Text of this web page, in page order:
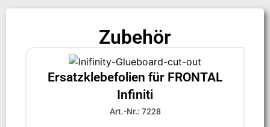
Zubehör
Ersatzklebefolien für FRONTAL
Infiniti
Art.-Nr.: 7228